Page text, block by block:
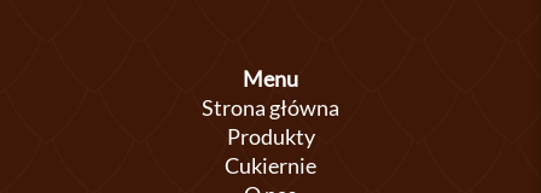
Menu
Strona główna
Produkty
Cukiernie